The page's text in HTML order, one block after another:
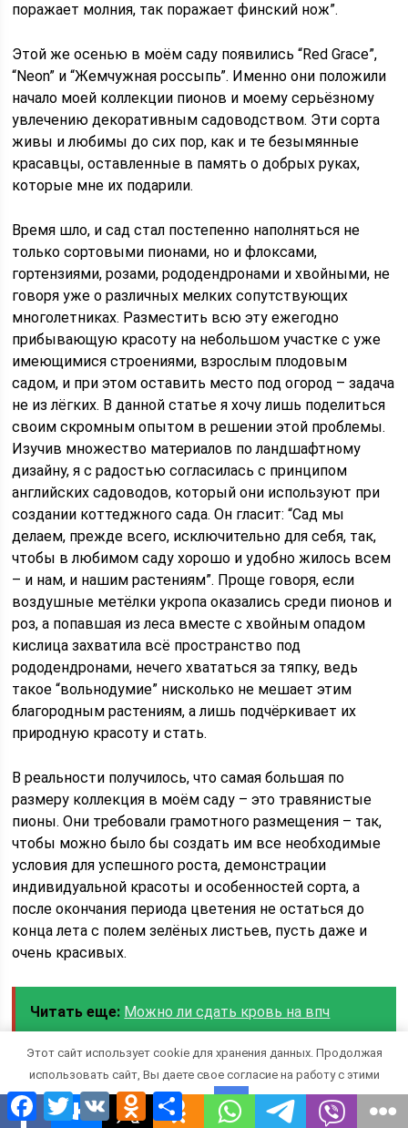
поражает молния, так поражает финский нож”.
Этой же осенью в моём саду появились “Red Grace”,
“Neon” и “Жемчужная россыпь”. Именно они положили
начало моей коллекции пионов и моему серьёзному
увлечению декоративным садоводством. Эти сорта
живы и любимы до сих пор, как и те безымянные
красавцы, оставленные в память о добрых руках,
которые мне их подарили.
Время шло, и сад стал постепенно наполняться не
только сортовыми пионами, но и флоксами,
гортензиями, розами, рододендронами и хвойными, не
говоря уже о различных мелких сопутствующих
многолетниках. Разместить всю эту ежегодно
прибывающую красоту на небольшом участке с уже
имеющимися строениями, взрослым плодовым
садом, и при этом оставить место под огород – задача
не из лёгких. В данной статье я хочу лишь поделиться
своим скромным опытом в решении этой проблемы.
Изучив множество материалов по ландшафтному
дизайну, я с радостью согласилась с принципом
английских садоводов, который они используют при
создании коттеджного сада. Он гласит: “Сад мы
делаем, прежде всего, исключительно для себя, так,
чтобы в любимом саду хорошо и удобно жилось всем
– и нам, и нашим растениям”. Проще говоря, если
воздушные метёлки укропа оказались среди пионов и
роз, а попавшая из леса вместе с хвойным опадом
кислица захватила всё пространство под
рододендронами, нечего хвататься за тяпку, ведь
такое “вольнодумие” нисколько не мешает этим
благородным растениям, а лишь подчёркивает их
природную красоту и стать.
В реальности получилось, что самая большая по
размеру коллекция в моём саду – это травянистые
пионы. Они требовали грамотного размещения – так,
чтобы можно было бы создать им все необходимые
условия для успешного роста, демонстрации
индивидуальной красоты и особенностей сорта, а
после окончания периода цветения не остаться до
конца лета с полем зелёных листьев, пусть даже и
очень красивых.
Читать еще: Можно ли сдать кровь на впч
Для начала я разделила пионы по видам и срокам
цветения. Все суперранние (20–25 мая) видовые
пионы и Ито-гибриды были посажены в
Facebook
TwitterVK Odnoklassniki
Отправить
Этот сайт использует cookie для хранения данных. Продолжая
использовать сайт, Вы даете свое согласие на работу с этими
файлами.
OK